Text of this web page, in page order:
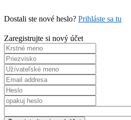
Dostali ste nové heslo? Prihláste sa tu
Zaregistrujte si nový účet